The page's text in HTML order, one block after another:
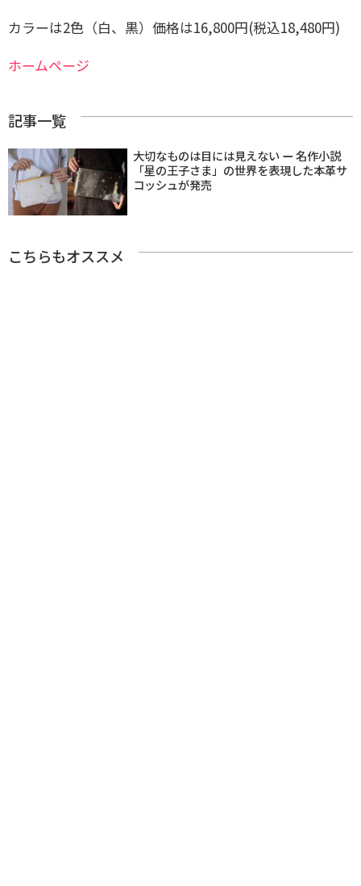
カラーは2色（白、黒）価格は16,800円(税込18,480円)
ホームページ
記事一覧
大切なものは目には見えない ー 名作小説
「星の王子さま」の世界を表現した本革サ
コッシュが発売
こちらもオススメ